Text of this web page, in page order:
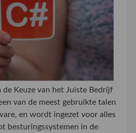
de Keuze van het Juiste Bedrijf
van de meest gebruikte talen
en wordt ingezet voor alles
besturingssystemen in de